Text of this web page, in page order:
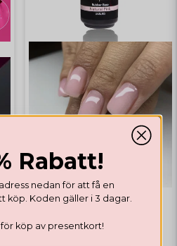
Rubber Base Natural Pink
Rabatt!
nedan för att få en
köp. Koden gäller i 3 dagar.
för köp av presentkort!